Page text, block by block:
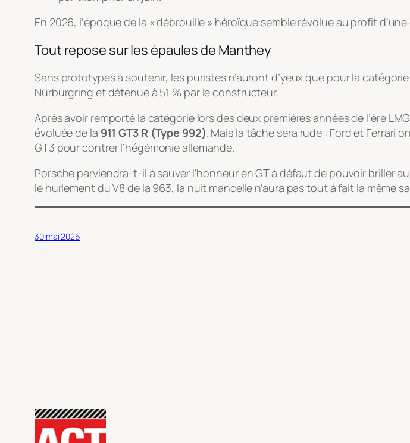
En 2026, l’époque de la « débrouille » héroïque semble révolue au profit
Tout repose sur les épaules de Manthey
Sans prototypes à soutenir, les puristes n’auront d’yeux que pour la catégorie
Nürburgring et détenue à 51 % par le constructeur.
Après avoir remporté la catégorie lors des deux premières années de l’ère
évoluée de la 911 GT3 R (Type 992). Mais la tâche sera rude : Ford et Ferrari
GT3 pour contrer l’hégémonie allemande.
Porsche parviendra-t-il à sauver l’honneur en GT à défaut de pouvoir briller
le hurlement du V8 de la 963, la nuit mancelle n’aura pas tout à fait la même
30 mai 2026